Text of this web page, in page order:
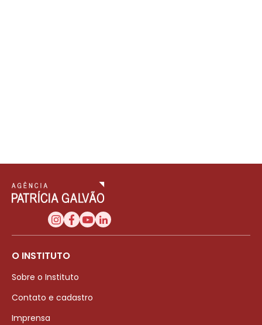
O INSTITUTO
Sobre o Instituto
Contato e cadastro
Imprensa